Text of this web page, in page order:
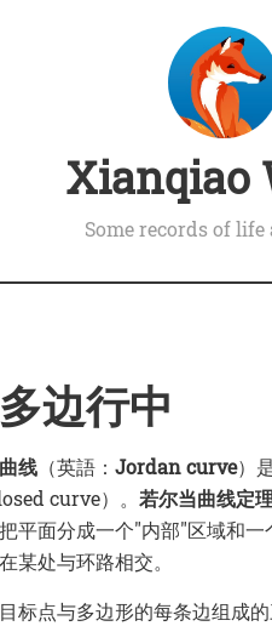
Xianqiao
Some records of
边行中
线 （英語： Jordan curve）
curve）。 若尔当曲线定理
平面分成一个"内部"区域和
某处与环路相交。
标点与多边形的每条边组成